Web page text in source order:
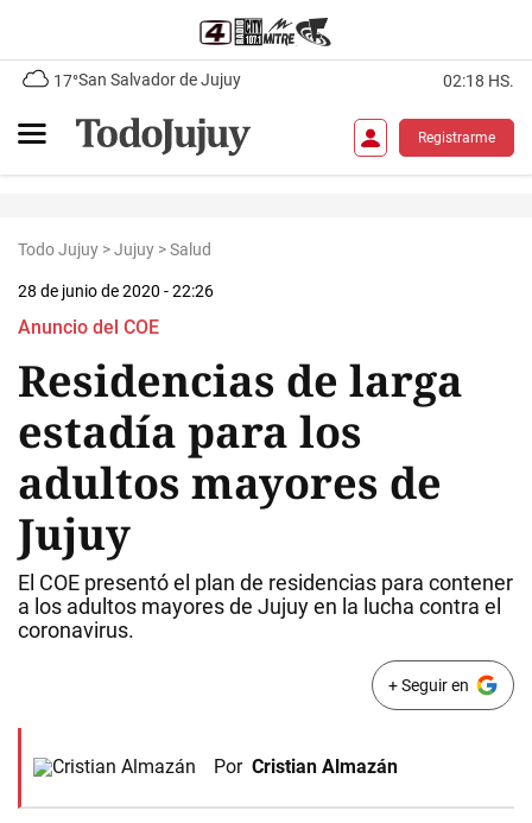
17°San Salvador de Jujuy 02:18 HS.
Registrarme
Todo Jujuy >Jujuy >Salud
28 de junio de 2020 - 22:26
Anuncio del COE
Residencias de larga
estadía para los
adultos mayores de
Jujuy
El COE presentó el plan de residencias para contener
a los adultos mayores de Jujuy en la lucha contra el
coronavirus.
+ Seguir en
Por Cristian Almazán